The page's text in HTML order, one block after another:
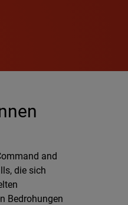
and
die sich
Bedrohungen